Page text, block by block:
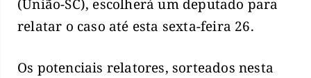
(União-SC), escolherá um deputado para
relatar o caso até esta sexta-feira 26.
Os potenciais relatores, sorteados nesta